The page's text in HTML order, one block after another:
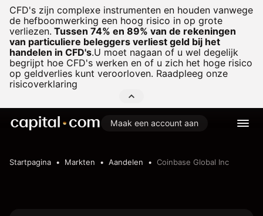
CFD's zijn complexe instrumenten en houden vanwege
de hefboomwerking een hoog risico in op grote
verliezen. Tussen 74% en 89% van de rekeningen
van particuliere beleggers verliest geld bij het
handelen in CFD's.U moet nagaan of u wel degelijk
begrijpt hoe CFD's werken en of u zich het hoge risico
op geldverlies kunt veroorloven. Raadpleeg onze
risicoverklaring
Maak een account aan
Startpagina Markten Aandelen Coinbase Global Inc